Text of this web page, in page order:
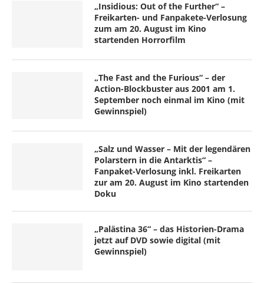
„Insidious: Out of the Further“ –
Freikarten- und Fanpakete-Verlosung
zum am 20. August im Kino
startenden Horrorfilm
„The Fast and the Furious“ – der
Action-Blockbuster aus 2001 am 1.
September noch einmal im Kino (mit
Gewinnspiel)
„Salz und Wasser – Mit der legendären
Polarstern in die Antarktis“ –
Fanpaket-Verlosung inkl. Freikarten
zur am 20. August im Kino startenden
Doku
„Palästina 36“ – das Historien-Drama
jetzt auf DVD sowie digital (mit
Gewinnspiel)